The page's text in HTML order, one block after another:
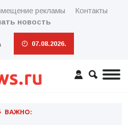
рекламы
Контакты
новость
07.08.2026.
ВАЖНО: